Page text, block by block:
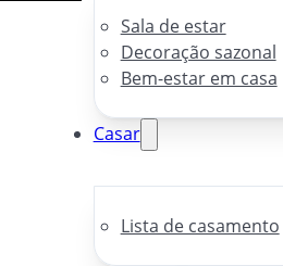
Sala de estar
Decoração sazonal
Bem-estar em casa
Casar
Lista de casamento